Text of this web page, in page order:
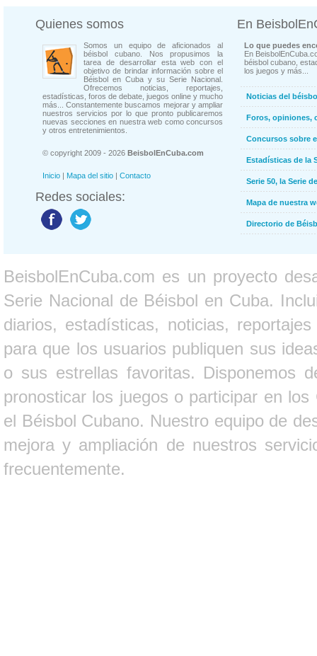
Quienes somos
Somos un equipo de aficionados al
béisbol cubano. Nos propusimos la
tarea de desarrollar esta web con el
objetivo de brindar información sobre el
Béisbol en Cuba y su Serie Nacional.
Ofrecemos noticias, reportajes,
estadísticas, foros de debate, juegos online y mucho
más... Constantemente buscamos mejorar y ampliar
nuestros servicios por lo que pronto publicaremos
nuevas secciones en nuestra web como concursos
y otros entretenimientos.
© copyright 2009 - 2026 BeisbolEnCuba.com
Inicio | Mapa del sitio | Contacto
Redes sociales:
En
Lo que puedes
En
béisbol cubano,
los juegos y más...
Noticias del
Foros, opiniones,
Concursos sobre
Estadísticas de la
Serie 50, la Serie
Mapa de nuestra
Directorio de
BeisbolEnCuba.com es un proyecto
Serie Nacional de Béisbol en Cuba.
diarios, estadísticas, noticias,
para que los usuarios publiquen sus
o sus estrellas favoritas. Disponemos
pronosticar los juegos o participar en
el Béisbol Cubano. Nuestro equipo de
mejora y ampliación de nuestros
frecuentemente.